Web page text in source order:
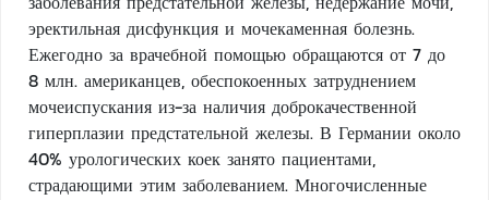
эректильная дисфункция и мочекаменная болезнь.
Ежегодно за врачебной помощью обращаются от 7 до
8 млн. американцев, обеспокоенных затруднением
мочеиспускания из-за наличия доброкачественной
гиперплазии предстательной железы. В Германии около
40% урологических коек занято пациентами,
страдающими этим заболеванием. Многочисленные